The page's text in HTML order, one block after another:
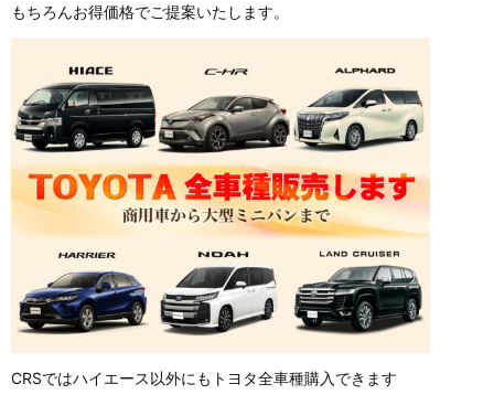
もちろんお得価格でご提案いたします。
CRSではハイエース以外にもトヨタ全車種購入できます